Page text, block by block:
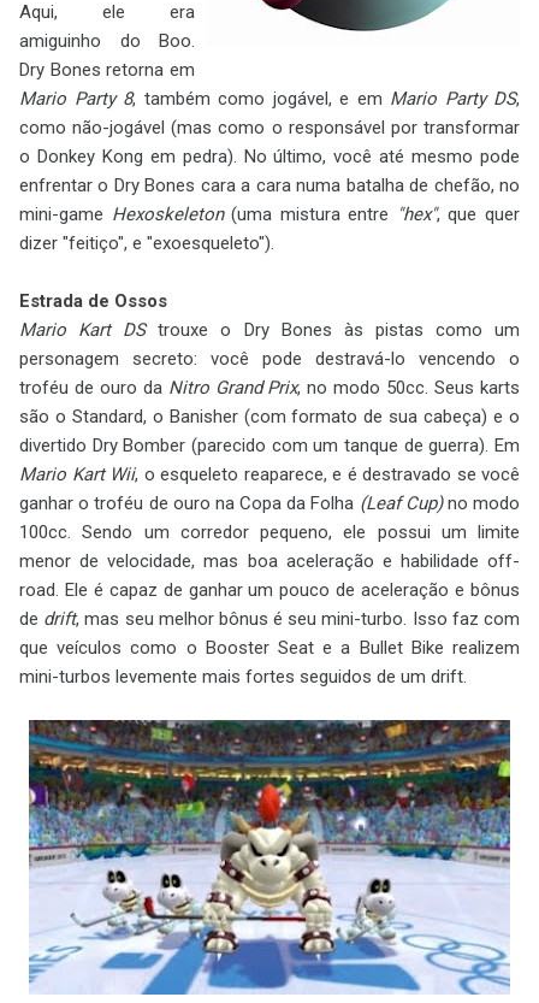
Aqui, ele era
amiguinho do Boo.
Dry Bones retorna em
Mario Party 8, também como jogável, e em Mario Party DS,
como não-jogável (mas como o responsável por transformar
o Donkey Kong em pedra). No último, você até mesmo pode
enfrentar o Dry Bones cara a cara numa batalha de chefão, no
mini-game Hexoskeleton(uma mistura entre "hex", que quer
dizer "feitiço", e "exoesqueleto").
Estrada de Ossos
Mario Kart DStrouxe o Dry Bones às pistas como um
personagem secreto: você pode destravá-lo vencendo o
troféu de ouro da Nitro Grand Prix, no modo 50cc. Seus karts
são o Standard, o Banisher (com formato de sua cabeça) e o
divertido Dry Bomber (parecido com um tanque de guerra). Em
Mario Kart Wii, o esqueleto reaparece, e é destravado se você
ganhar o troféu de ouro na Copa da Folha (Leaf Cup)no modo
100cc. Sendo um corredor pequeno, ele possui um limite
menor de velocidade, mas boa aceleração e habilidade off-
road. Ele é capaz de ganhar um pouco de aceleração e bônus
de drift, mas seu melhor bônus é seu mini-turbo. Isso faz com
que veículos como o Booster Seat e a Bullet Bike realizem
mini-turbos levemente mais fortes seguidos de um drift.